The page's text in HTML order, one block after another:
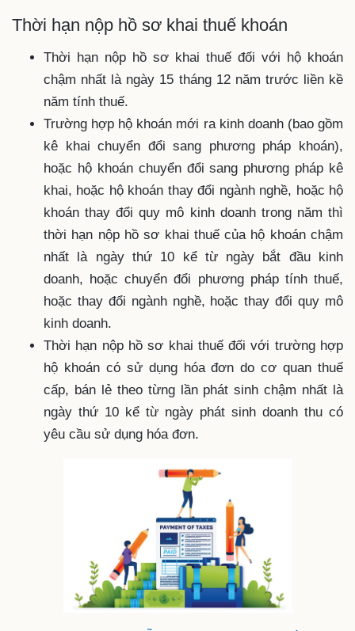
Thời hạn nộp hồ sơ khai thuế khoán
Thời hạn nộp hồ sơ khai thuế đối với hộ khoán
chậm nhất là ngày 15 tháng 12 năm trước liền kề
năm tính thuế.
Trường hợp hộ khoán mới ra kinh doanh (bao gồm
kê khai chuyển đổi sang phương pháp khoán),
hoặc hộ khoán chuyển đổi sang phương pháp kê
khai, hoặc hộ khoán thay đổi ngành nghề, hoặc hộ
khoán thay đổi quy mô kinh doanh trong năm thì
thời hạn nộp hồ sơ khai thuế của hộ khoán chậm
nhất là ngày thứ 10 kể từ ngày bắt đầu kinh
doanh, hoặc chuyển đổi phương pháp tính thuế,
hoặc thay đổi ngành nghề, hoặc thay đổi quy mô
kinh doanh.
Thời hạn nộp hồ sơ khai thuế đối với trường hợp
hộ khoán có sử dụng hóa đơn do cơ quan thuế
cấp, bán lẻ theo từng lần phát sinh chậm nhất là
ngày thứ 10 kể từ ngày phát sinh doanh thu có
yêu cầu sử dụng hóa đơn.